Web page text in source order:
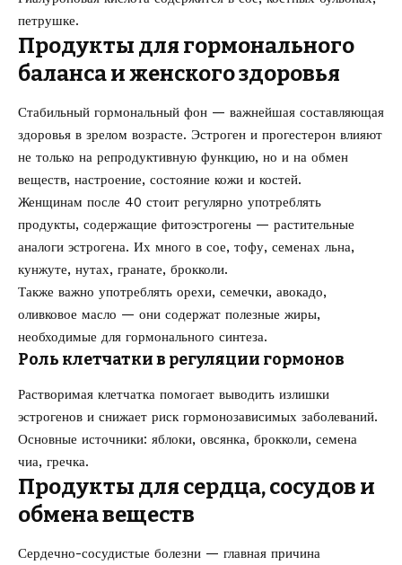
петрушке.
Продукты для гормонального
баланса и женского здоровья
Стабильный гормональный фон — важнейшая составляющая
здоровья в зрелом возрасте. Эстроген и прогестерон влияют
не только на репродуктивную функцию, но и на обмен
веществ, настроение, состояние кожи и костей.
Женщинам после 40 стоит регулярно употреблять
продукты, содержащие фитоэстрогены — растительные
аналоги эстрогена. Их много в сое, тофу, семенах льна,
кунжуте, нутах, гранате, брокколи.
Также важно употреблять орехи, семечки, авокадо,
оливковое масло — они содержат полезные жиры,
необходимые для гормонального синтеза.
Роль клетчатки в регуляции гормонов
Растворимая клетчатка помогает выводить излишки
эстрогенов и снижает риск гормонозависимых заболеваний.
Основные источники: яблоки, овсянка, брокколи, семена
чиа, гречка.
Продукты для сердца, сосудов и
обмена веществ
Сердечно-сосудистые болезни — главная причина